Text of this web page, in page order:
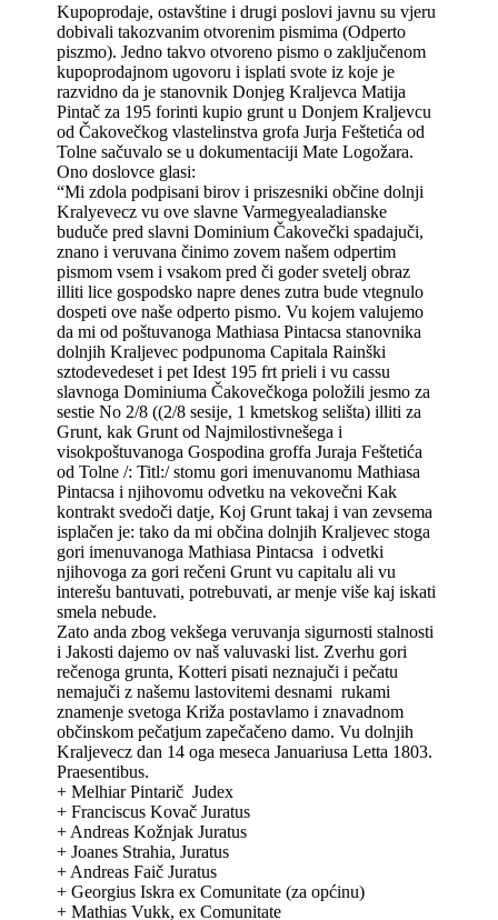
Kupoprodaje, ostavštine i drugi poslovi javnu su vjeru
dobivali takozvanim otvorenim pismima (Odperto
piszmo). Jedno takvo otvoreno pismo o zaključenom
kupoprodajnom ugovoru i isplati svote iz koje je
razvidno da je stanovnik Donjeg Kraljevca Matija
Pintač za 195 forinti kupio grunt u Donjem Kraljevcu
od Čakovečkog vlastelinstva grofa Jurja Feštetića od
Tolne sačuvalo se u dokumentaciji Mate Logožara.
Ono doslovce glasi:
“Mi zdola podpisani birov i priszesniki občine dolnji
Kralyevecz vu ove slavne Varmegyealadianske
buduče pred slavni Dominium Čakovečki spadajuči,
znano i veruvana činimo zovem našem odpertim
pismom vsem i vsakom pred či goder svetelj obraz
illiti lice gospodsko napre denes zutra bude vtegnulo
dospeti ove naše odperto pismo. Vu kojem valujemo
da mi od poštuvanoga Mathiasa Pintacsa stanovnika
dolnjih Kraljevec podpunoma Capitala Rainški
sztodevedeset i pet Idest 195 frt prieli i vu cassu
slavnoga Dominiuma Čakovečkoga položili jesmo za
sestie No 2/8 ((2/8 sesije, 1 kmetskog selišta) illiti za
Grunt, kak Grunt od Najmilostivnešega i
visokpoštuvanoga Gospodina groffa Juraja Feštetića
od Tolne /: Titl:/ stomu gori imenuvanomu Mathiasa
Pintacsa i njihovomu odvetku na vekovečni Kak
kontrakt svedoči datje, Koj Grunt takaj i van zevsema
isplačen je: tako da mi občina dolnjih Kraljevec stoga
gori imenuvanoga Mathiasa Pintacsa i odvetki
njihovoga za gori rečeni Grunt vu capitalu ali vu
interešu bantuvati, potrebuvati, ar menje više kaj iskati
smela nebude.
Zato anda zbog vekšega veruvanja sigurnosti stalnosti
i Jakosti dajemo ov naš valuvaski list. Zverhu gori
rečenoga grunta, Kotteri pisati neznajuči i pečatu
nemajuči z našemu lastovitemi desnami rukami
znamenje svetoga Križa postavlamo i znavadnom
občinskom pečatjum zapečačeno damo. Vu dolnjih
Kraljevecz dan 14 oga meseca Januariusa Letta 1803.
Praesentibus.
+ Melhiar Pintarič Judex
+ Franciscus Kovač Juratus
+ Andreas Kožnjak Juratus
+ Joanes Strahia, Juratus
+ Andreas Faič Juratus
+ Georgius Iskra ex Comunitate (za općinu)
+ Mathias Vukk, ex Comunitate